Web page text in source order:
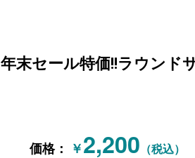
末セール特価!!ラウン
価格： ￥2,200 （税込）